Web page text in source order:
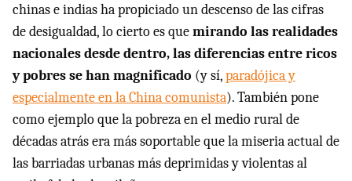
chinas e indias ha propiciado un descenso de las cifras
de desigualdad, lo cierto es quemirando las realidades
nacionales desde dentro, las diferencias entre ricos
y pobres se han magnificado (y sí,paradójica y
especialmente en la China comunista). También pone
como ejemplo que la pobreza en el medio rural de
décadas atrás era más soportable que la miseria actual de
las barriadas urbanas más deprimidas y violentas al